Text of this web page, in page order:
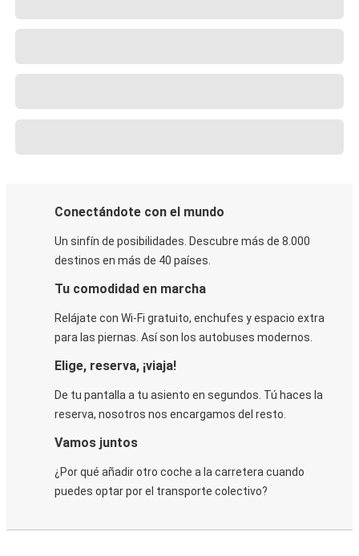
Conectándote con el mundo
Un sinfín de posibilidades. Descubre más de 8.000
destinos en más de 40 países.
Tu comodidad en marcha
Relájate con Wi-Fi gratuito, enchufes y espacio extra
para las piernas. Así son los autobuses modernos.
Elige, reserva, ¡viaja!
De tu pantalla a tu asiento en segundos. Tú haces la
reserva, nosotros nos encargamos del resto.
Vamos juntos
¿Por qué añadir otro coche a la carretera cuando
puedes optar por el transporte colectivo?